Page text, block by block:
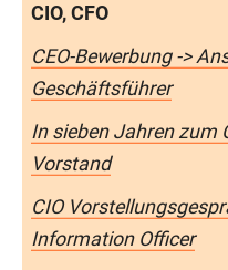
CIO, CFO
CEO-Bewerbung ->
Geschäftsführer
In sieben Jahren zum
Vorstand
CIO
Information Officer